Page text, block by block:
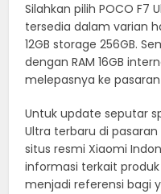
Silahkan pilih POCO F7
tersedia dalam varian
12GB storage 256GB.
dengan RAM 16GB
melepasnya ke pasaran
Untuk update seputar
Ultra terbaru di
situs resmi Xiaomi
informasi terkait
menjadi referensi bagi